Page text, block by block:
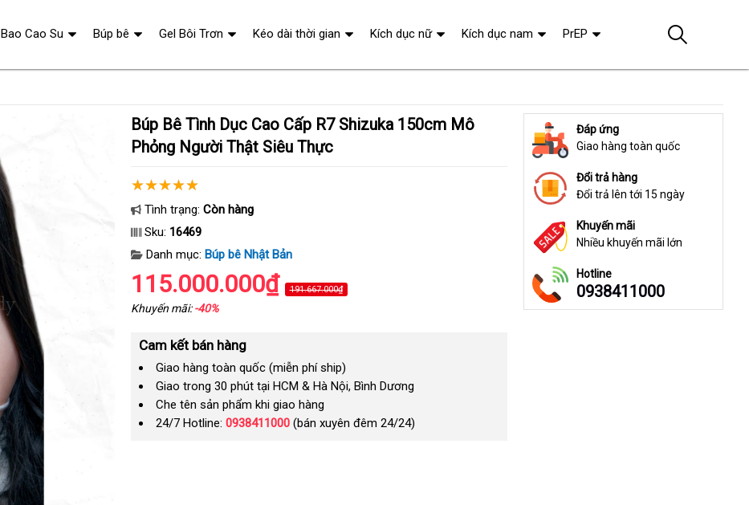
Búp Bê Tình Dục Cao Cấp R7 Shizuka 150cm Mô
Phỏng Người Thật Siêu Thực
Tình trạng: Còn hàng
Sku: 16469
Danh mục: Búp bê Nhật Bản
115.000.000₫ 191.667.000₫
Khuyến mãi:-40%
Cam kết bán hàng
Giao hàng toàn quốc (miễn phí ship)
Giao trong 30 phút tại HCM & Hà Nội, Bình Dương
Che tên sản phẩm khi giao hàng
24/7 Hotline: 0938411000(bán xuyên đêm 24/24)
Đáp ứng
Giao hàng toàn quốc
Đổi trả hàng
Đổi trả lên tới 15 ngày
Khuyến mãi
Nhiều khuyến mãi lớn
Hotline
0938411000
Bao Cao Su Búp bê Gel Bôi Trơn Kéo dài thời gian Kích dục nữ Kích dục nam PrEP